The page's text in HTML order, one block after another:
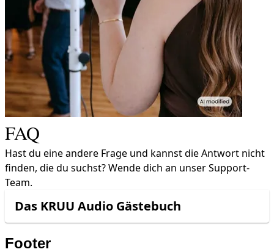
FAQ
Hast du eine andere Frage und kannst die Antwort nicht
finden, die du suchst? Wende dich an unser Support-
Team.
Das KRUU Audio Gästebuch
Footer